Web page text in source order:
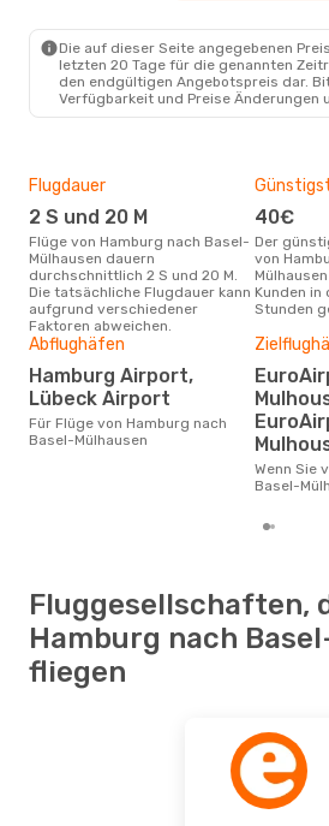
Die auf dieser Seite angegebenen
letzten 20 Tage für die genannten
den endgültigen Angebotspreis dar.
Verfügbarkeit und Preise Änderungen
Flugdauer
2 S und 20 M
Flüge von Hamburg nach Basel-
Mülhausen dauern
durchschnittlich 2 S und 20 M.
Die tatsächliche Flugdauer kann
aufgrund verschiedener
Faktoren abweichen.
40€
Der günstigste einfache Flug
von
Kunden in
Stunden
Abflughäfen
Hamburg Airport,
Lübeck Airport
Für Flüge von Hamburg nach
Basel-Mülhausen
EuroAirport Basel
Wenn Sie von Hamburg nach
Basel-
Fluggesellschaften,
Hamburg nach
fliegen